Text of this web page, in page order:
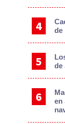
de
de
en